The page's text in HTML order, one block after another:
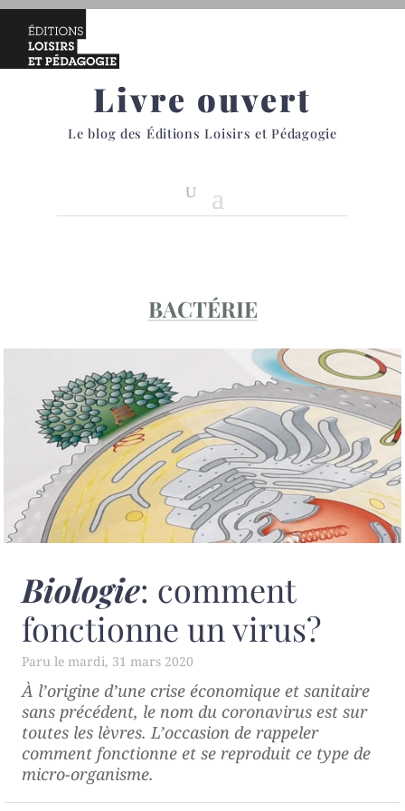
Livre ouvert
Le blog des Éditions Loisirs et Pédagogie
BACTÉRIE
Biologie: comment
fonctionne un virus?
mardi, 31 mars 2020
À l’origine d’une crise économique et sanitaire
sans précédent, le nom du coronavirus est sur
toutes les lèvres. L’occasion de rappeler
comment fonctionne et se reproduit ce type de
micro-organisme.